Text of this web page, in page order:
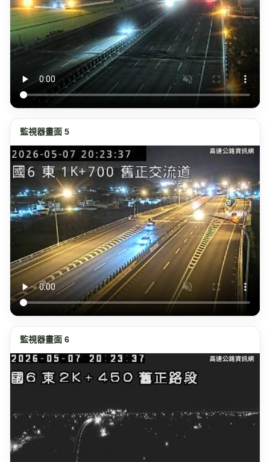
監視器畫面 5
監視器畫面 6